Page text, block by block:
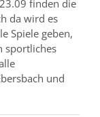
finden die
da wird es
Spiele geben,
sportliches
und